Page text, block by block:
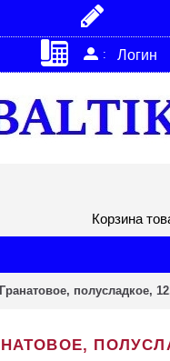
: Логин
Корзина
полусладкое,